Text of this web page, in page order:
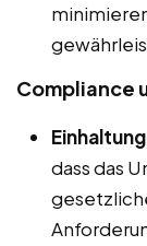
Compliance
dass das